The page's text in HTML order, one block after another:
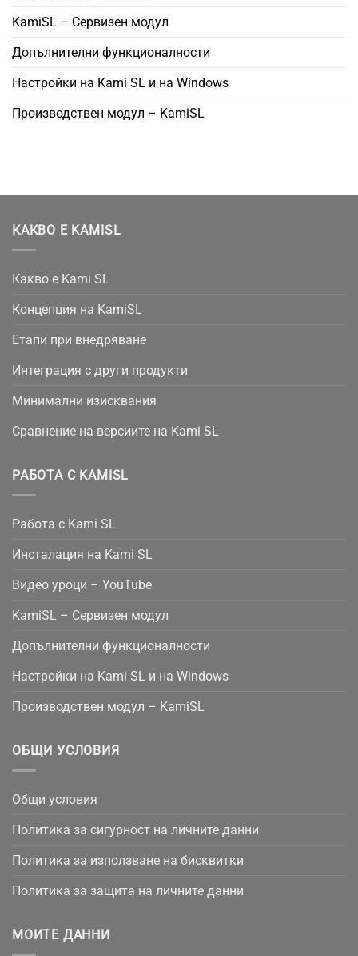
KamiSL – Сервизен модул
Допълнителни функционалности
Настройки на Kami SL и на Windows
Производствен модул – KamiSL
КАКВО Е KAMISL
Какво е Kami SL
Концепция на KamiSL
Етапи при внедряване
Интеграция с други продукти
Минимални изисквания
Сравнение на версиите на Kami SL
РАБОТА С KAMISL
Работа с Kami SL
Инсталация на Kami SL
Видео уроци – YouTube
KamiSL – Сервизен модул
Допълнителни функционалности
Настройки на Kami SL и на Windows
Производствен модул – KamiSL
ОБЩИ УСЛОВИЯ
Общи условия
Политика за сигурност на личните данни
Политика за използване на бисквитки
Политика за защита на личните данни
МОИТЕ ДАННИ